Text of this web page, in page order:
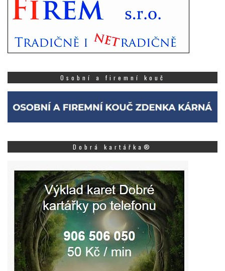
Osobní a firemní kouč
Dobrá kartářka®